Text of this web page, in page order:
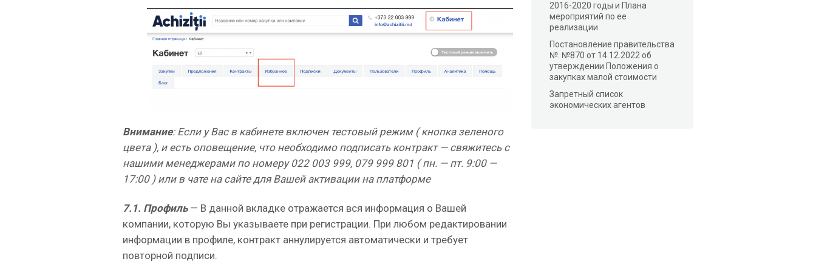
Внимание: Если у Вас в кабинете включен тестовый режим ( кнопка зеленого
цвета ), и есть оповещение, что необходимо подписать контракт — свяжитесь с
нашими менеджерами по номеру 022 003 999, 079 999 801 ( пн. — пт. 9:00 —
17:00 ) или в чате на сайте для Вашей активации на платформе
7.1. Профиль — В данной вкладке отражается вся информация о Вашей
компании, которую Вы указываете при регистрации. При любом редактировании
информации в профиле, контракт аннулируется автоматически и требует
повторной подписи.
2016-2020 годы и Плана
мероприятий по ее
реализации
Постановление правительства
№. №870 от 14.12.2022 об
утверждении Положения о
закупках малой стоимости
Запретный список
экономических агентов